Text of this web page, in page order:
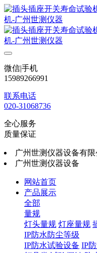
微信|手机
15989266991
联系电话
020-31068736
全心服务
质量保证
广州世测仪器设备有限
广州世测仪器设备
网站首页
产品展示
全部
量规
灯头量规 灯座量规
IP防水防尘等级
IP防水试验设备 IP